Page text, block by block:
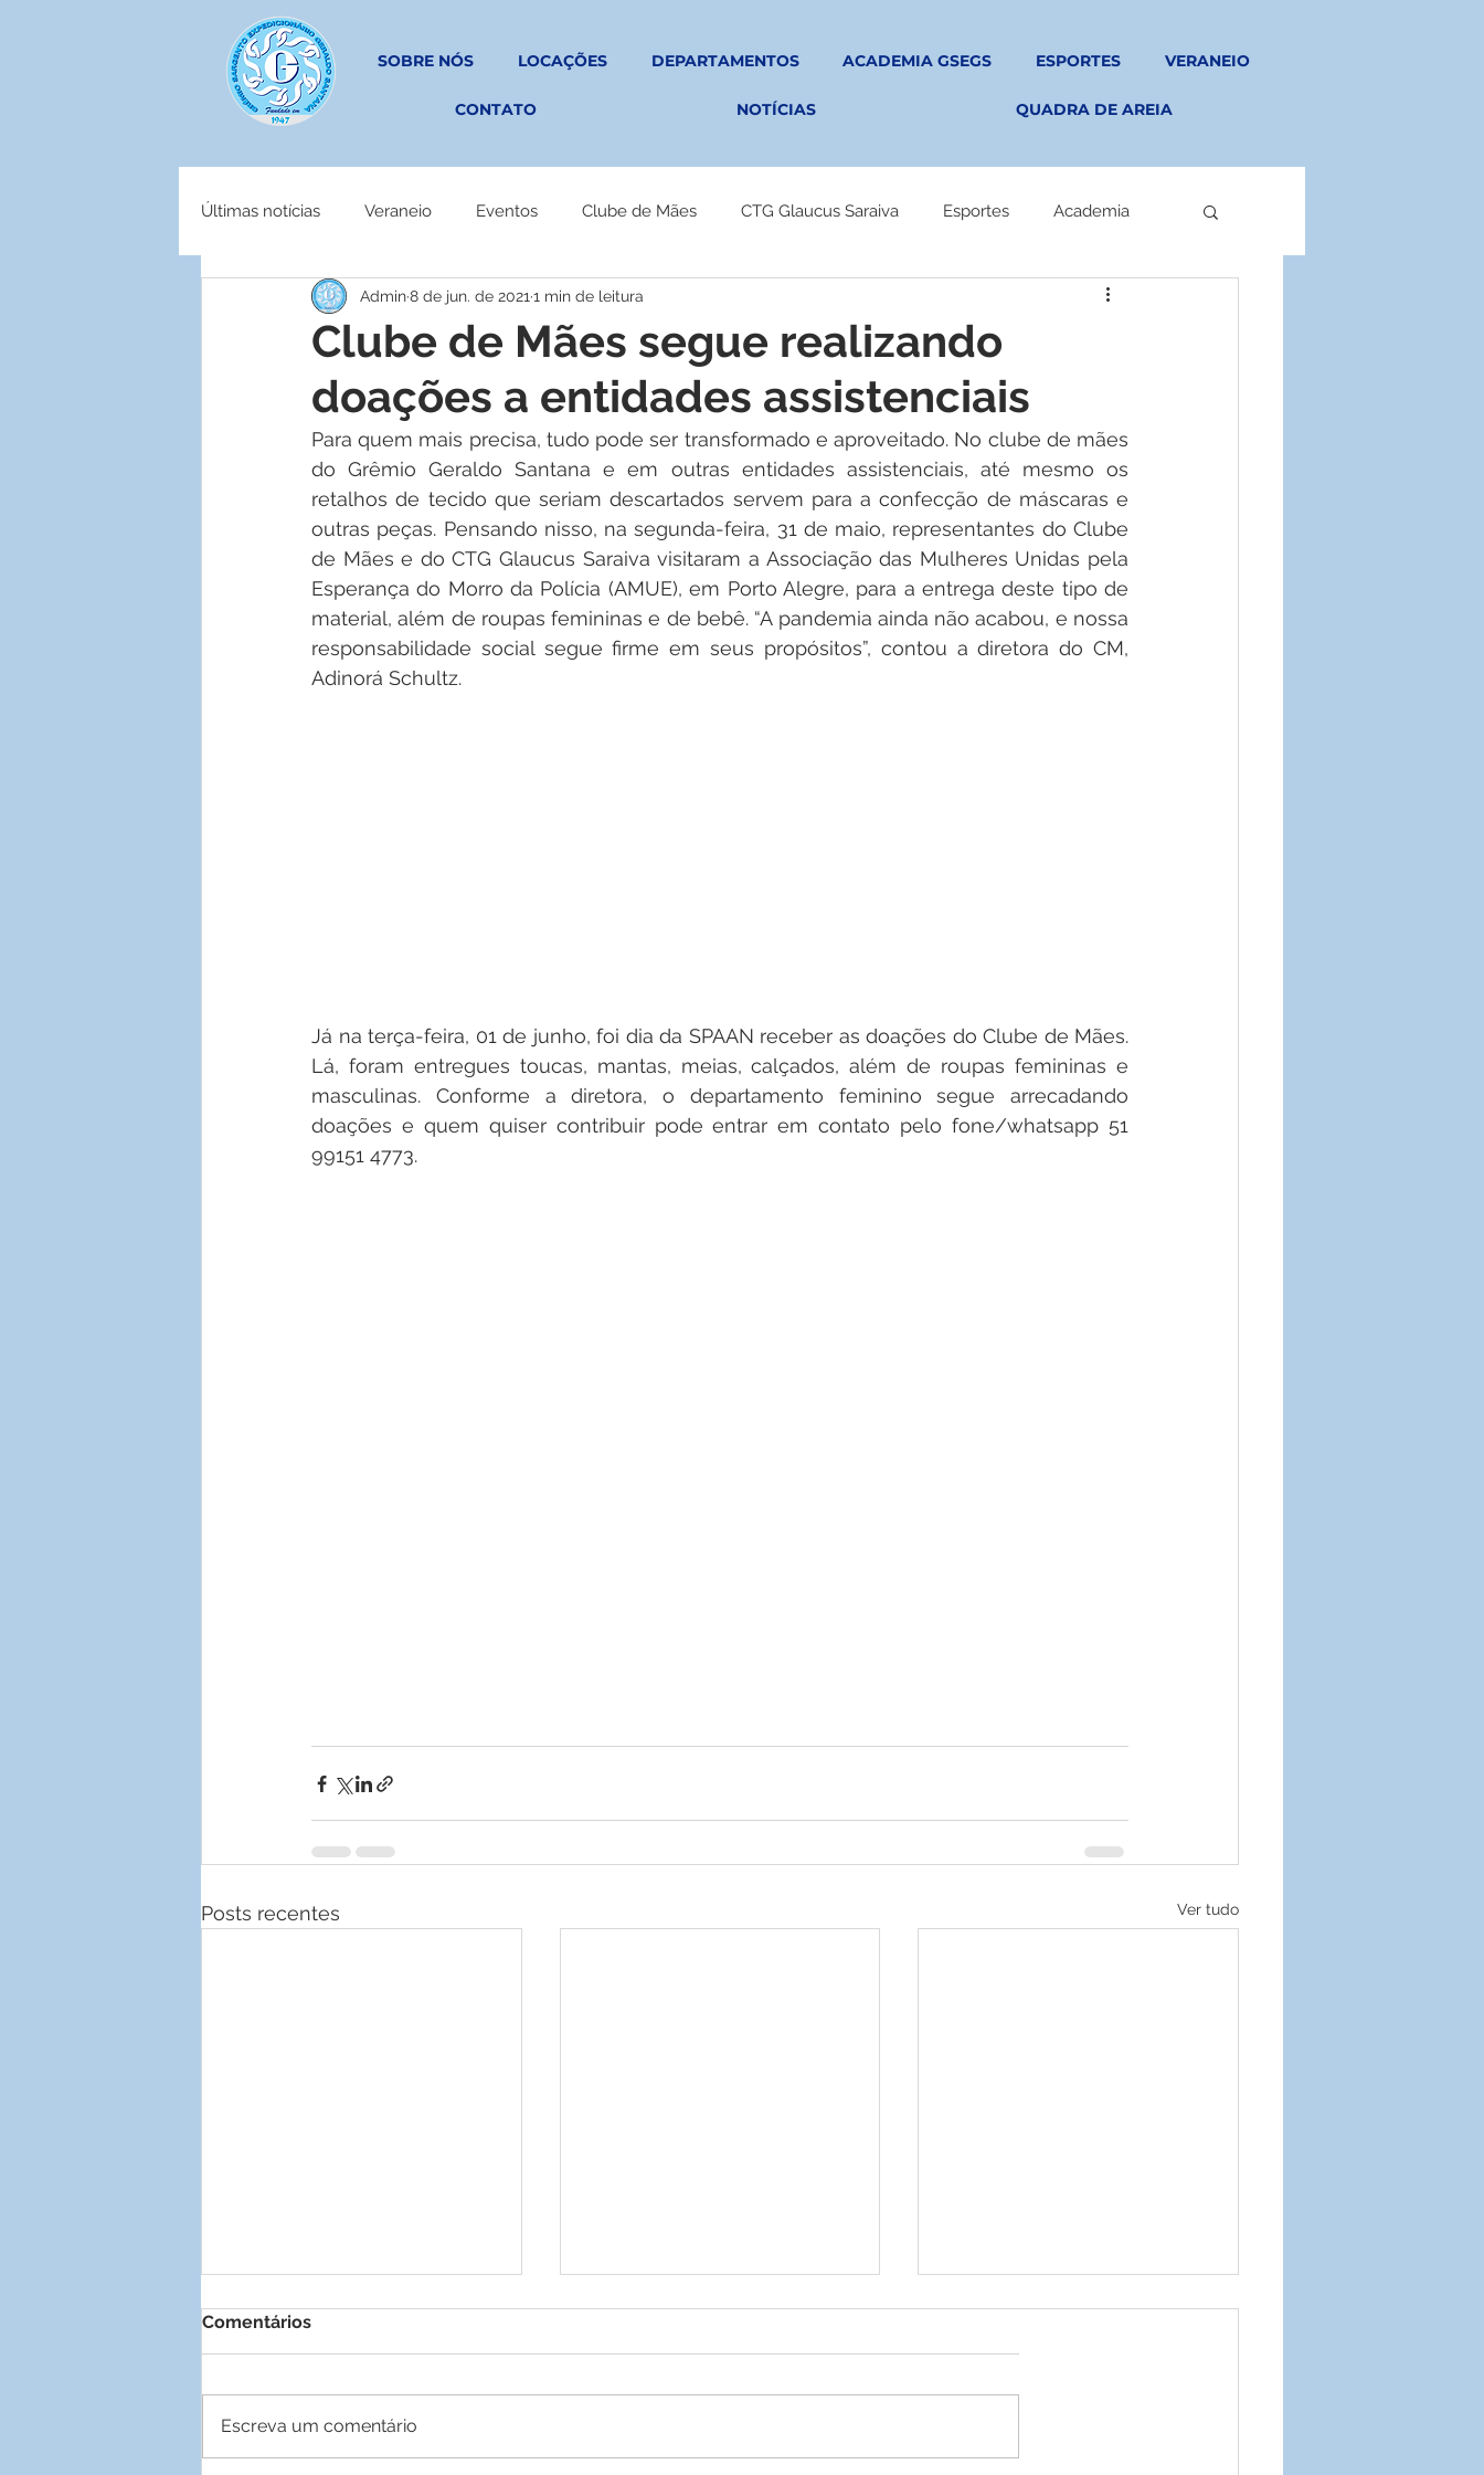
SOBRE NÓS LOCAÇÕES DEPARTAMENTOS ACADEMIA GSEGS ESPORTES VERANEIO
CONTATO NOTÍCIAS QUADRA DE AREIA
Últimas notícias Veraneio Eventos Clube de Mães CTG Glaucus Saraiva Esportes Academia
EM OBRAS
Clube de Mães segue realizando
doações a entidades assistenciais
Admin8 de jun. de 2021 1 min de leitura
Para quem mais precisa, tudo pode ser transformado e aproveitado. No clube de mães
do Grêmio Geraldo Santana e em outras entidades assistenciais, até mesmo os
retalhos de tecido que seriam descartados servem para a confecção de máscaras e
outras peças. Pensando nisso, na segunda-feira, 31 de maio, representantes do Clube
de Mães e do CTG Glaucus Saraiva visitaram a Associação das Mulheres Unidas pela
Esperança do Morro da Polícia (AMUE), em Porto Alegre, para a entrega deste tipo de
material, além de roupas femininas e de bebê. “A pandemia ainda não acabou, e nossa
responsabilidade social segue firme em seus propósitos”, contou a diretora do CM,
Adinorá Schultz.
Já na terça-feira, 01 de junho, foi dia da SPAAN receber as doações do Clube de Mães.
Lá, foram entregues toucas, mantas, meias, calçados, além de roupas femininas e
masculinas. Conforme a diretora, o departamento feminino segue arrecadando
doações e quem quiser contribuir pode entrar em contato pelo fone/whatsapp 51
99151 4773.
Posts recentes Ver tudo
Comentários
Escreva um comentário